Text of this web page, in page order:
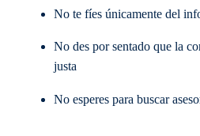
No te fíes únicamente del
No des por sentado que la
justa
No esperes para buscar